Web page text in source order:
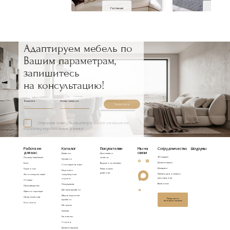
Гостиная
Адаптируем мебель по
Вашим параметрам,
запишитесь
на консультацию!
Ваше имя Номер телефона
Записаться
Отправляя заявку, Вы подтверждаете согласие на
обработку персональных данных
Работаем
для вас
Почему Idealbeds
Блог
Гарантии
Фото покупателей
Отзывы
Производство
Идеи интерьера
Наша команда
Контакты
Каталог
Диваны
Кровати
Стеновые панели
Барные и
полубарные
стулья
Полукресла
Детские кровати
Двухъярусные
кровати
Матрасы
Кресла
Банкетки
Стулья
Дизайнерские
Покупателям
Доставка и
оплата
Варианты обивки
Механизмы
диванов
Мы на
связи
Сотрудничество
3D модели
Дизайнерам
Дилерам
Мебель для отелей и
ресторанов
Вакансии
Получить
консультацию
Шоурумы